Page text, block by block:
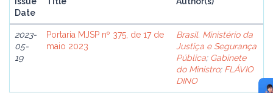
Date
2023-
05-
19
Portaria MJSP nº 375, de 17 de
maio 2023
Brasil. Ministério da
Justiça e Segurança
Pública; Gabinete
do Ministro; FLÁVIO
DINO